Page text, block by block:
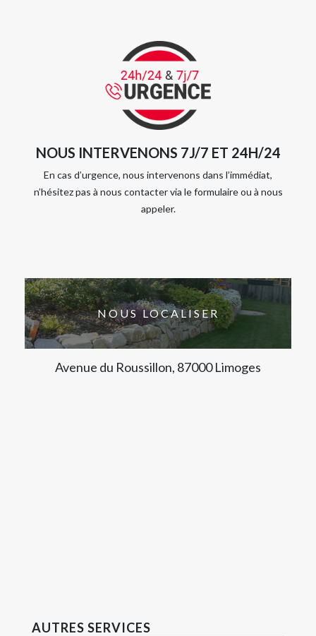
NOUS INTERVENONS 7J/7 ET 24H/24
En cas d’urgence, nous intervenons dans l’immédiat,
n’hésitez pas à nous contacter via le formulaire ou à nous
appeler.
NOUS LOCALISER
Avenue du Roussillon, 87000 Limoges
AUTRES SERVICES